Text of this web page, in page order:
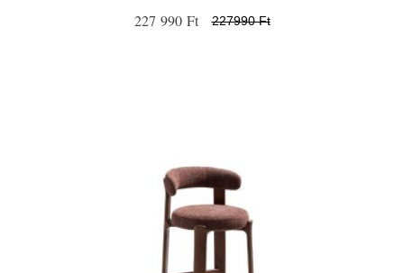
227 990 Ft 227990 Ft